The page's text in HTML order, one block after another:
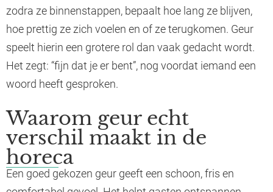
zodra ze binnenstappen, bepaalt hoe lang ze blijven,
hoe prettig ze zich voelen en of ze terugkomen. Geur
speelt hierin een grotere rol dan vaak gedacht wordt.
Het zegt: “fijn dat je er bent”, nog voordat iemand een
woord heeft gesproken.
Waarom geur echt
verschil maakt in de
horeca
Een goed gekozen geur geeft een schoon, fris en